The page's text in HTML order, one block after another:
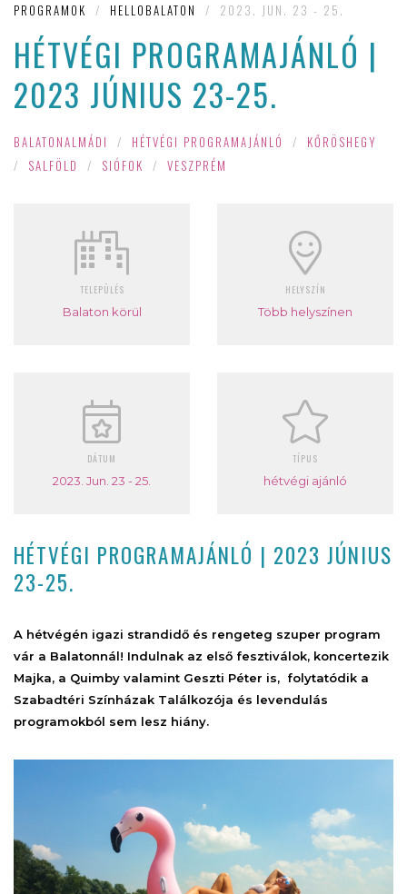
PROGRAMOK / HELLOBALATON / 2023. JUN. 23 - 25.
HÉTVÉGI PROGRAMAJÁNLÓ |
2023 JÚNIUS 23-25.
BALATONALMÁDI / HÉTVÉGI PROGRAMAJÁNLÓ /
KŐRÖSHEGY
/
SALFÖLD / SIÓFOK / VESZPRÉM
TELEPÜLÉS
Balaton körül
HELYSZÍN
Több helyszínen
DÁTUM
2023. Jun. 23 - 25.
TÍPUS
hétvégi ajánló
HÉTVÉGI PROGRAMAJÁNLÓ | 2023 JÚNIUS
23-25.
A hétvégén igazi strandidő és rengeteg szuper program
vár a Balatonnál! Indulnak az első fesztiválok, koncertezik
Majka, a Quimby valamint Geszti Péter is, folytatódik a
Szabadtéri Színházak Találkozója és levendulás
programokból sem lesz hiány.